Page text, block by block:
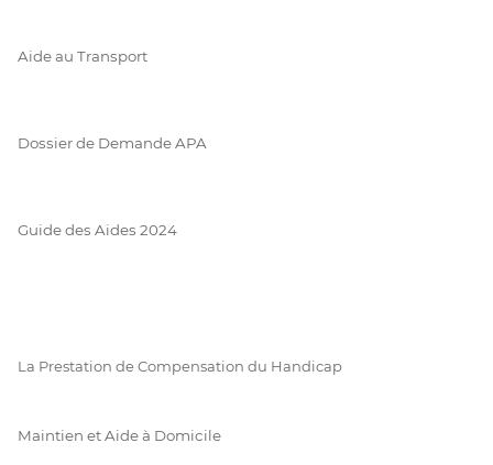
Aide au Transport
Dossier de Demande APA
Guide des Aides 2024
La Prestation de Compensation du Handicap
Maintien et Aide à Domicile